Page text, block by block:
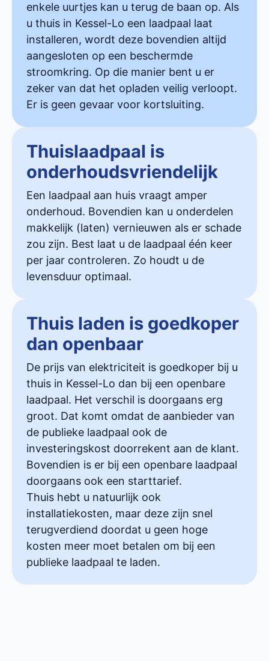
enkele uurtjes kan u terug de baan op. Als
u thuis in Kessel-Lo een laadpaal laat
installeren, wordt deze bovendien altijd
aangesloten op een beschermde
stroomkring. Op die manier bent u er
zeker van dat het opladen veilig verloopt.
Er is geen gevaar voor kortsluiting.
Thuislaadpaal is
onderhoudsvriendelijk
Een laadpaal aan huis vraagt amper
onderhoud. Bovendien kan u onderdelen
makkelijk (laten) vernieuwen als er schade
zou zijn. Best laat u de laadpaal één keer
per jaar controleren. Zo houdt u de
levensduur optimaal.
Thuis laden is goedkoper
dan openbaar
De prijs van elektriciteit is goedkoper bij u
thuis in Kessel-Lo dan bij een openbare
laadpaal. Het verschil is doorgaans erg
groot. Dat komt omdat de aanbieder van
de publieke laadpaal ook de
investeringskost doorrekent aan de klant.
Bovendien is er bij een openbare laadpaal
doorgaans ook een starttarief.
Thuis hebt u natuurlijk ook
installatiekosten, maar deze zijn snel
terugverdiend doordat u geen hoge
kosten meer moet betalen om bij een
publieke laadpaal te laden.